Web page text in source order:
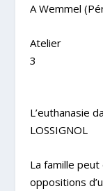
A Wemmel
Atelier
L’euthanasie
LOSSIGNOL
La famille
oppositions